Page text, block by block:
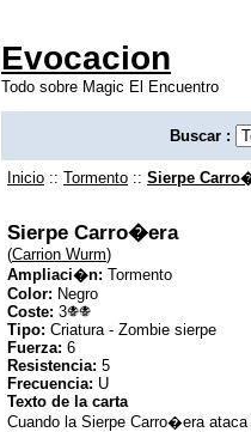
Evocacion
Todo sobre Magic El Encuentro
Buscar :
Inicio :: Tormento :: Sierpe
Sierpe Carro�era
(Carrion Wurm)
Ampliaci�n: Tormento
Color: Negro
Coste: 3
Tipo: Criatura - Zombie sierpe
Fuerza: 6
Resistencia: 5
Frecuencia: U
Texto de la carta
Cuando la Sierpe Carro�era